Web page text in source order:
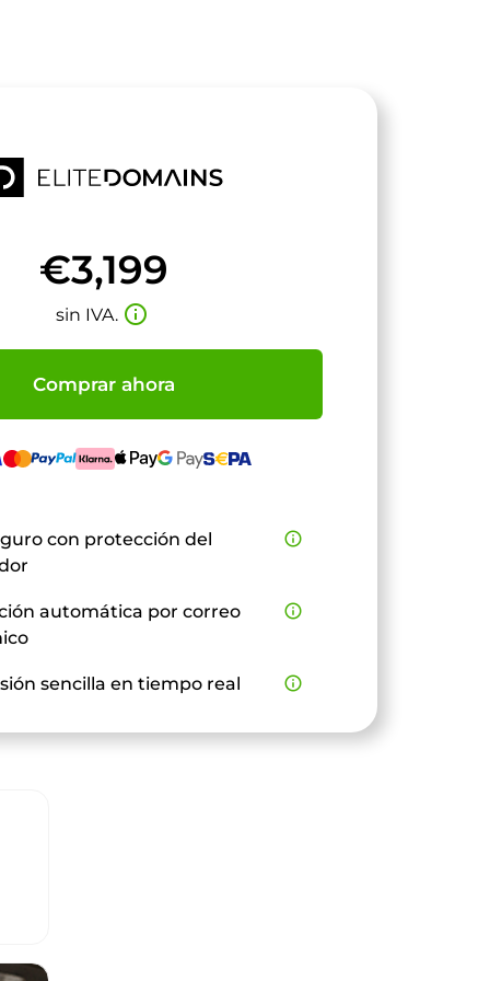
€3,199
sin IVA. info_outline
Comprar ahora
con protección del
info_outline
automática por correo
info_outline
sencilla en tiempo real info_outline